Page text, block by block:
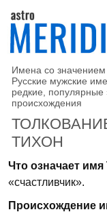
Имена со
Русские мужские
редкие, популярные
происхождения
ТИХОН
Что означает имя
«счастливчик».
Происхождение